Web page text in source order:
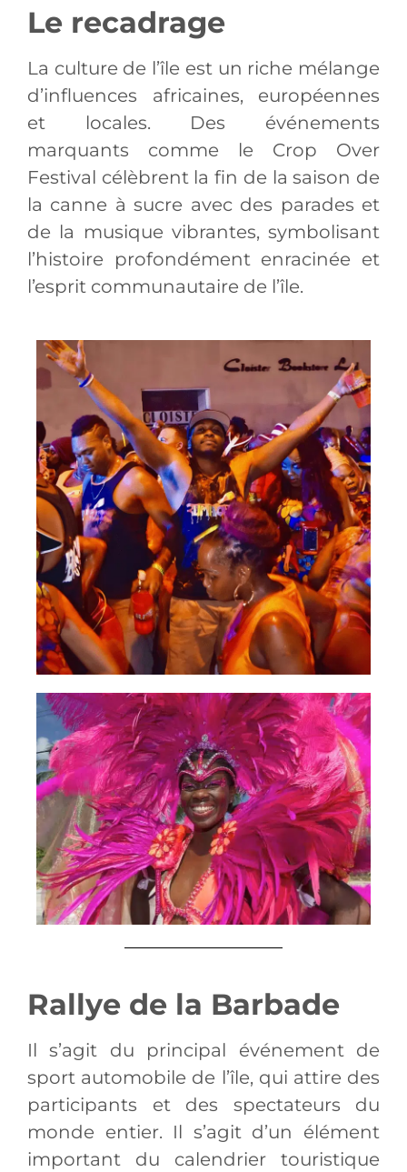
Le recadrage
La culture de l’île est un riche mélange
d’influences africaines, européennes
et locales. Des événements
marquants comme le Crop Over
Festival célèbrent la fin de la saison de
la canne à sucre avec des parades et
de la musique vibrantes, symbolisant
l’histoire profondément enracinée et
l’esprit communautaire de l’île.
Rallye de la Barbade
Il s’agit du principal événement de
sport automobile de l’île, qui attire des
participants et des spectateurs du
monde entier. Il s’agit d’un élément
important du calendrier touristique